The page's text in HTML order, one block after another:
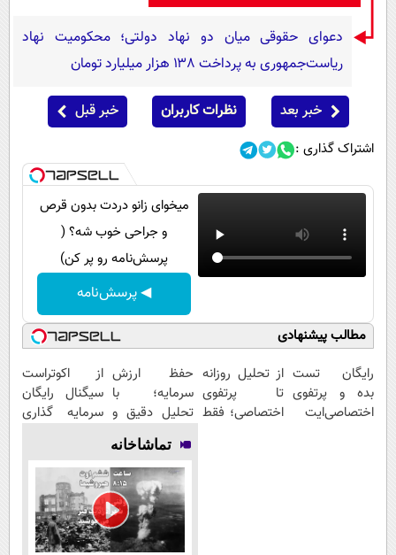
دعوای حقوقی میان دو نهاد دولتی؛ محکومیت نهاد
ریاست‌جمهوری به پرداخت ۱۳۸ هزار میلیارد تومان
خبر بعد نظرات کاربران خبر قبل
اشتراک گذاری :
میخوای زانو دردت بدون قرص
و جراحی خوب شه؟ (
پرسش‌نامه رو پر کن)
◀ پرسش‌نامه
مطالب پیشنهادی
رایگان تست
بده و پرتفوی
اختصاصی‌ایت
از تحلیل روزانه
تا پرتفوی
اختصاصی؛ فقط
حفظ ارزش
سرمایه؛ با
تحلیل دقیق و
سیگنال‌های به
موقع!
از اکوتراست
سیگنال رایگان
سرمایه گذاری
تماشاخانه